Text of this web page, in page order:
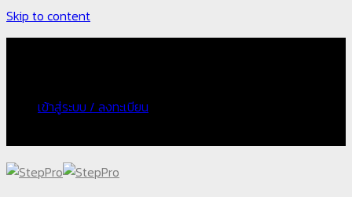
Skip to content
เข้าสู่ระบบ / ลงทะเบียน